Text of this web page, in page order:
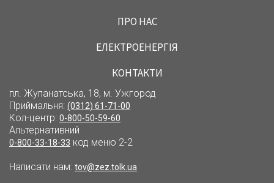
ПРО НАС
ЕЛЕКТРОЕНЕРГІЯ
КОНТАКТИ
пл. Жупанатська, 18, м. Ужгород
Приймальня: (0312) 61-71-00
Кол-центр: 0-800-50-59-60
Альтернативний
0-800-33-18-33 код меню 2-2
Написати нам: tov@zez.tolk.ua